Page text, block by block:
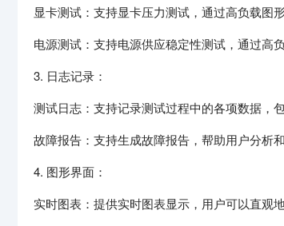
显卡测试：支持显卡压力测试，通过高负载图
电源测试：支持电源供应稳定性测试，通过高
3. 日志记录：
测试日志：支持记录测试过程中的各项数据，
故障报告：支持生成故障报告，帮助用户分析和
4. 图形界面：
实时图表：提供实时图表显示，用户可以直观